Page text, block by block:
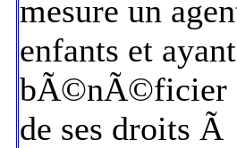
mesure un
enfants et
bÃ©nÃ©ficier
de ses droits